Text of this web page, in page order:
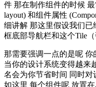
件 那在制作组件的时候
layout) 和组件属性
细讲解 那这里假设我们
框底部导航栏和这个Tile（
那需要强调一点的是呢 你
当你的设计系统变得越来
名会为你节省时间 同时
如这里 每个组件呢 放置